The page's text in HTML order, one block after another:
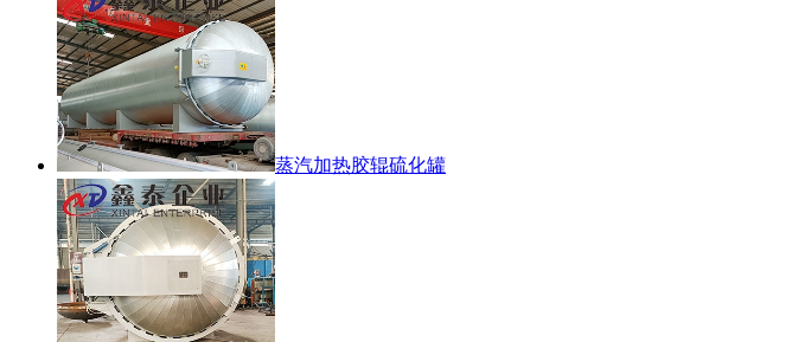
蒸汽加热胶辊硫化罐